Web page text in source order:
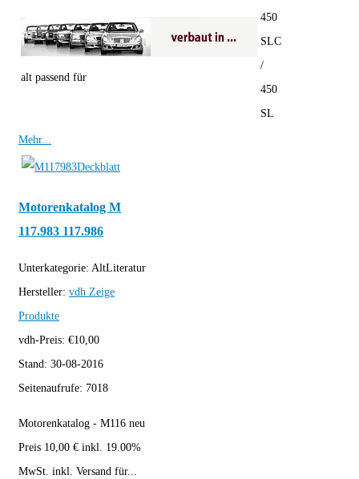
alt passend für
450
SLC
/
450
SL
Mehr...
Motorenkatalog M
117.983 117.986
Unterkategorie: AltLiteratur
Hersteller: vdh Zeige
Produkte
vdh-Preis: €10,00
Stand: 30-08-2016
Seitenaufrufe: 7018
Motorenkatalog - M116 neu
Preis 10,00 € inkl. 19.00%
MwSt. inkl. Versand für...